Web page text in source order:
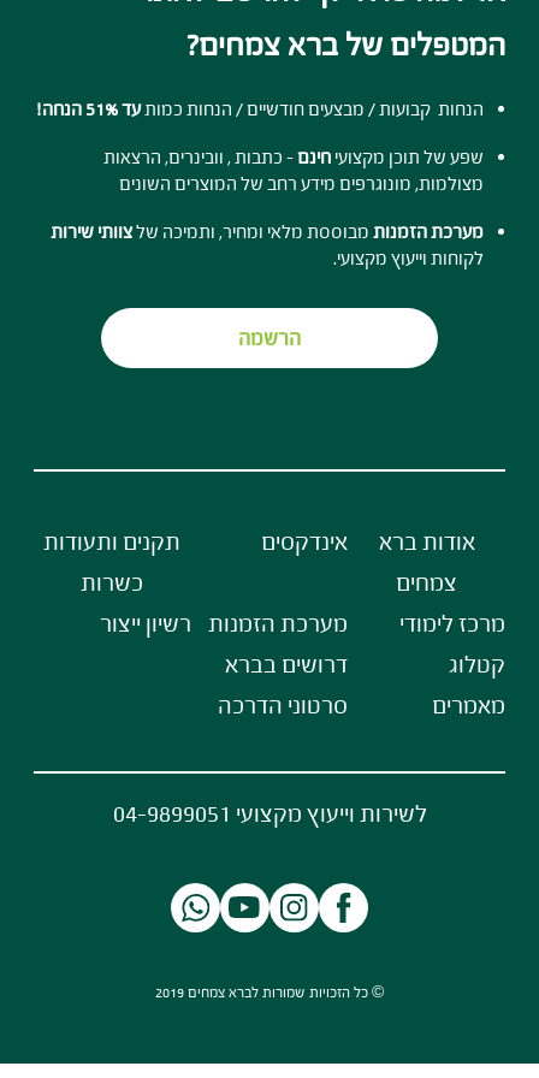
המטפלים של ברא צמחים?
הנחות קבועות / מבצעים חודשיים / הנחות כמותעד 51% הנחה!
שפע של תוכן מקצועיחינם- כתבות , וובינרים, הרצאות
מצולמות, מונוגרפים מידע רחב של המוצרים השונים
מערכת הזמנות מבוססת מלאי ומחיר, ותמיכה שלצוותי שירות
לקוחות וייעוץ מקצועי.
הרשמה
אודות ברא
צמחים
מרכז לימודי
קטלוג
מאמרים
אינדקסים
מערכת הזמנות
דרושים בברא
סרטוני הדרכה
תקנים ותעודות
כשרות
רשיון ייצור
לשירות וייעוץ מקצועי 04-9899051
© כל הזכויות שמורות לברא צמחים 2019